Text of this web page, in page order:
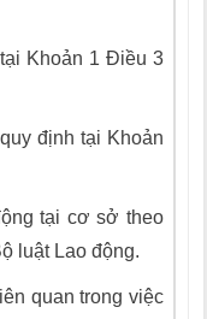
Khoản 1 Điều 3
định tại Khoản
tại cơ sở theo
luật Lao động.
quan trong việc